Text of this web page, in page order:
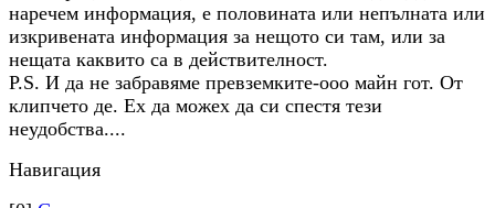
наречем информация, е половината или непълната или
изкривената информация за нещото си там, или за
нещата каквито са в действителност.
Р.S. И да не забравяме превземките-ооо майн гот. От
клипчето де. Ех да можех да си спестя тези
неудобства....
Навигация